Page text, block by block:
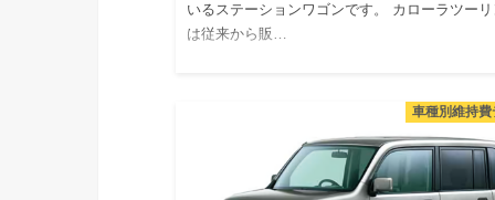
いるステーションワゴンです。 カローラツー
は従来から販…
車種別維持費